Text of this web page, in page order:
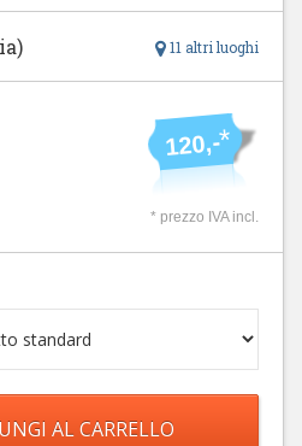
11 altri luoghi
120,-*
* prezzo IVA incl.